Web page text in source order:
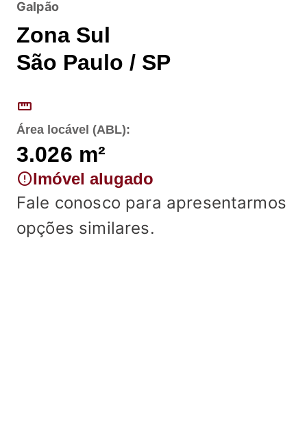
Galpão
Zona Sul
São Paulo / SP
straighten
Área locável (ABL):
3.026 m²
errorImóvel alugado
Fale conosco para apresentarmos
opções similares.